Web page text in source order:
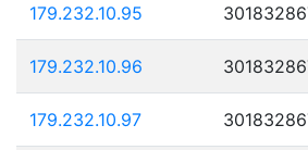
179.232.10.95
179.232.10.96
179.232.10.97